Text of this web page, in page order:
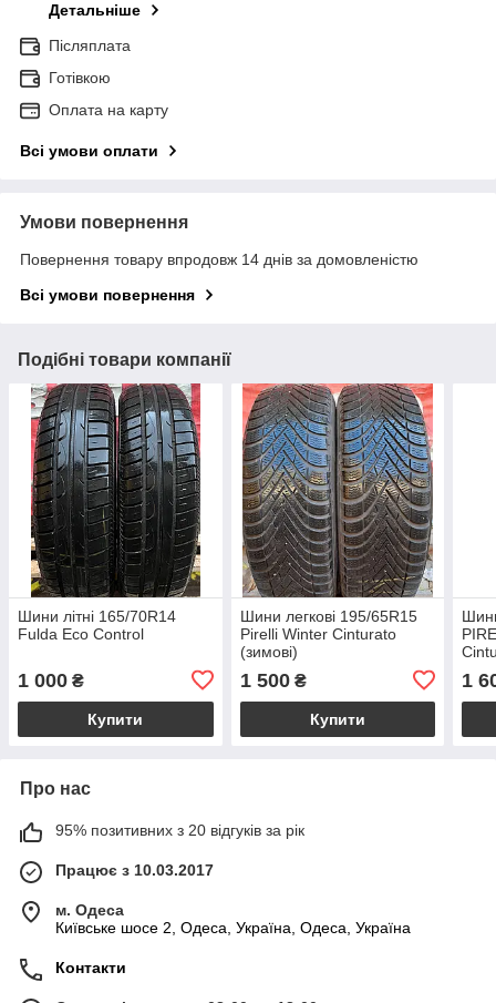
Детальніше
Післяплата
Готівкою
Оплата на карту
Всі умови оплати
Умови повернення
Повернення товару впродовж 14 днів за домовленістю
Всі умови повернення
Подібні товари компанії
Шини літні 165/70R14
Fulda Eco Control
1 000 ₴
Купити
Шини легкові 195/65R15
Pirelli Winter Cinturato
(зимові)
1 500₴
Купити
1
Про нас
95% позитивних з 20 відгуків за рік
Працює з 10.03.2017
м. Одеса
Київське шосе 2, Одеса, Україна, Одеса, Україна
Контакти